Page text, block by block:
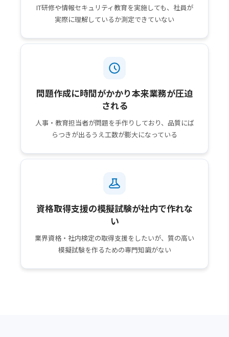
IT研修や情報セキュリティ教育を実施しても、社員が
実際に理解しているか測定できていない
問題作成に時間がかかり本来業務が圧迫
される
人事・教育担当者が問題を手作りしており、品質にば
らつきが出るうえ工数が膨大になっている
資格取得支援の模擬試験が社内で作れな
い
業界資格・社内検定の取得支援をしたいが、質の高い
模擬試験を作るための専門知識がない